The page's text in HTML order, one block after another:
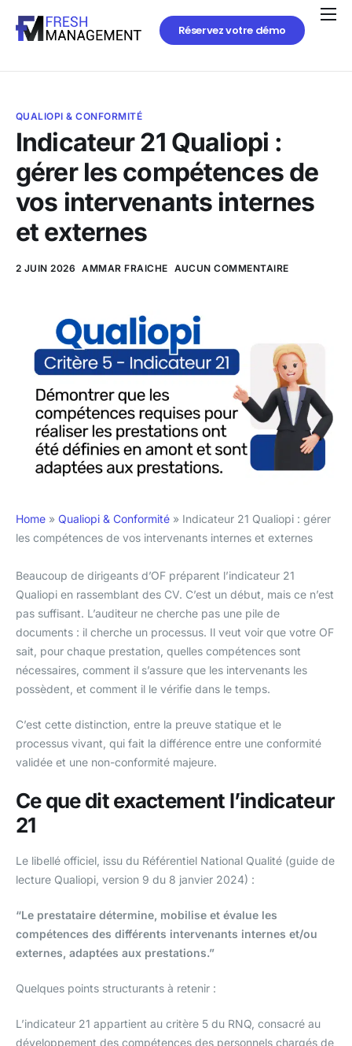
Réservez votre démo
QUALIOPI & CONFORMITÉ
Indicateur 21 Qualiopi :
gérer les compétences de
vos intervenants internes
et externes
2 JUIN 2026 AMMAR FRAICHE AUCUN COMMENTAIRE
Home » Qualiopi & Conformité » Indicateur 21 Qualiopi : gérer
les compétences de vos intervenants internes et externes
Beaucoup de dirigeants d’OF préparent l’indicateur 21
Qualiopi en rassemblant des CV. C’est un début, mais ce n’est
pas suffisant. L’auditeur ne cherche pas une pile de
documents : il cherche un processus. Il veut voir que votre OF
sait, pour chaque prestation, quelles compétences sont
nécessaires, comment il s’assure que les intervenants les
possèdent, et comment il le vérifie dans le temps.
C’est cette distinction, entre la preuve statique et le
processus vivant, qui fait la différence entre une conformité
validée et une non-conformité majeure.
Ce que dit exactement l’indicateur
21
Le libellé officiel, issu du Référentiel National Qualité (guide de
lecture Qualiopi, version 9 du 8 janvier 2024) :
“Le prestataire détermine, mobilise et évalue les
compétences des différents intervenants internes et/ou
externes, adaptées aux prestations.”
Quelques points structurants à retenir :
L’indicateur 21 appartient au critère 5 du RNQ, consacré au
développement des compétences des personnels chargés de